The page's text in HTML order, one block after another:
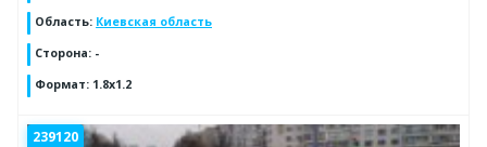
Область: Киевская область
Сторона: -
Формат: 1.8x1.2
239120